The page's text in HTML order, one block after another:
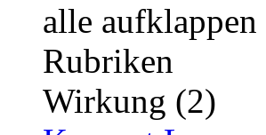
alle aufklappen
Rubriken
Wirkung (2)